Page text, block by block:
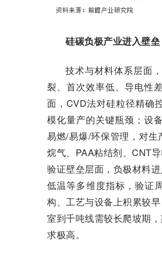
硅碳负极产业进入壁垒
技术与材料体系层面
裂、首次效率低、导电性
面，CVD法对硅粒径精确
模化量产的关键瓶颈；设
易燃/易爆/环保管理，对
烷气、PAA粘结剂、CNT
验证壁垒层面，负极材料
低温等多维度指标，验证
构、工艺与设备上积累较
室到千吨线需较长爬坡期
求极高。